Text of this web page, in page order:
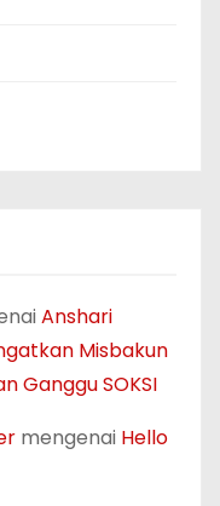
Anshari
Misbakun
Ganggu SOKSI
mengenai Hello